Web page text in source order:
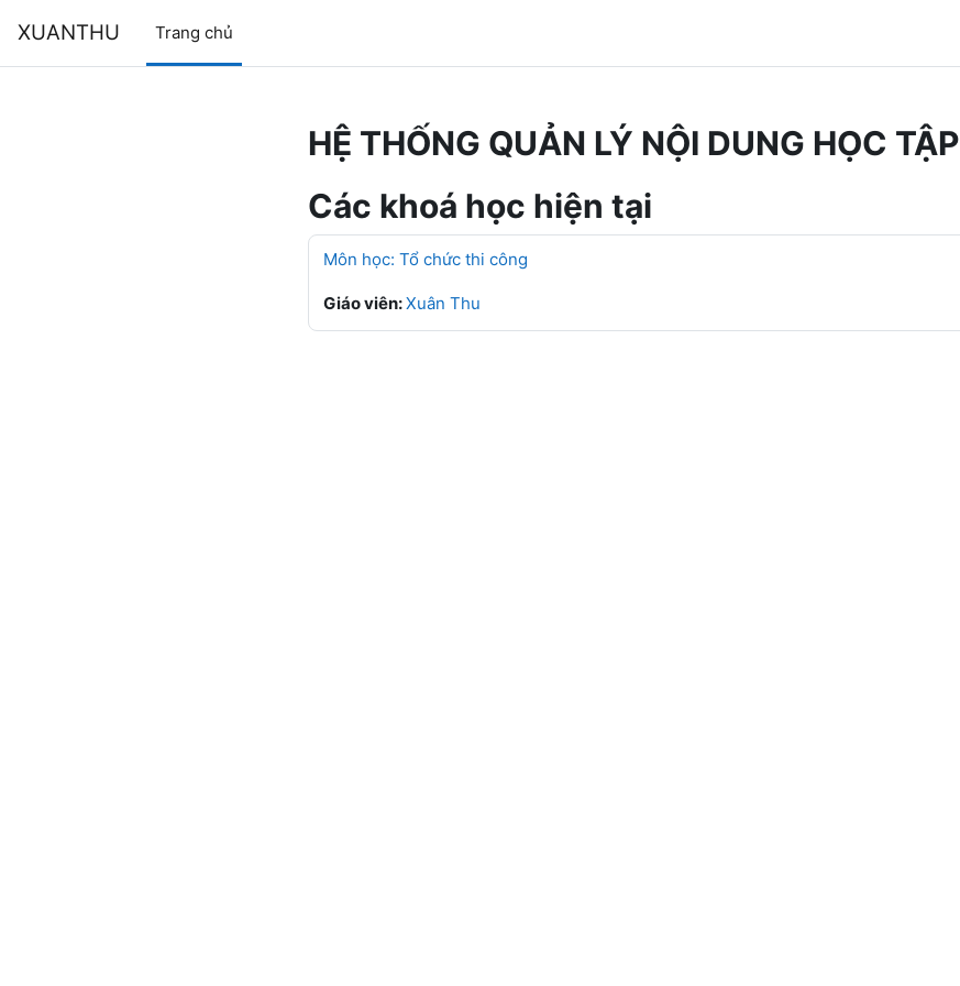
XUANTHU Trang chủ
HỆ THỐNG QUẢN LÝ NỘI DUNG HỌC TẬP
Các khoá học hiện tại
Môn học: Tổ chức thi công
Giáo viên:Xuân Thu